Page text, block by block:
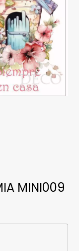
MINI009